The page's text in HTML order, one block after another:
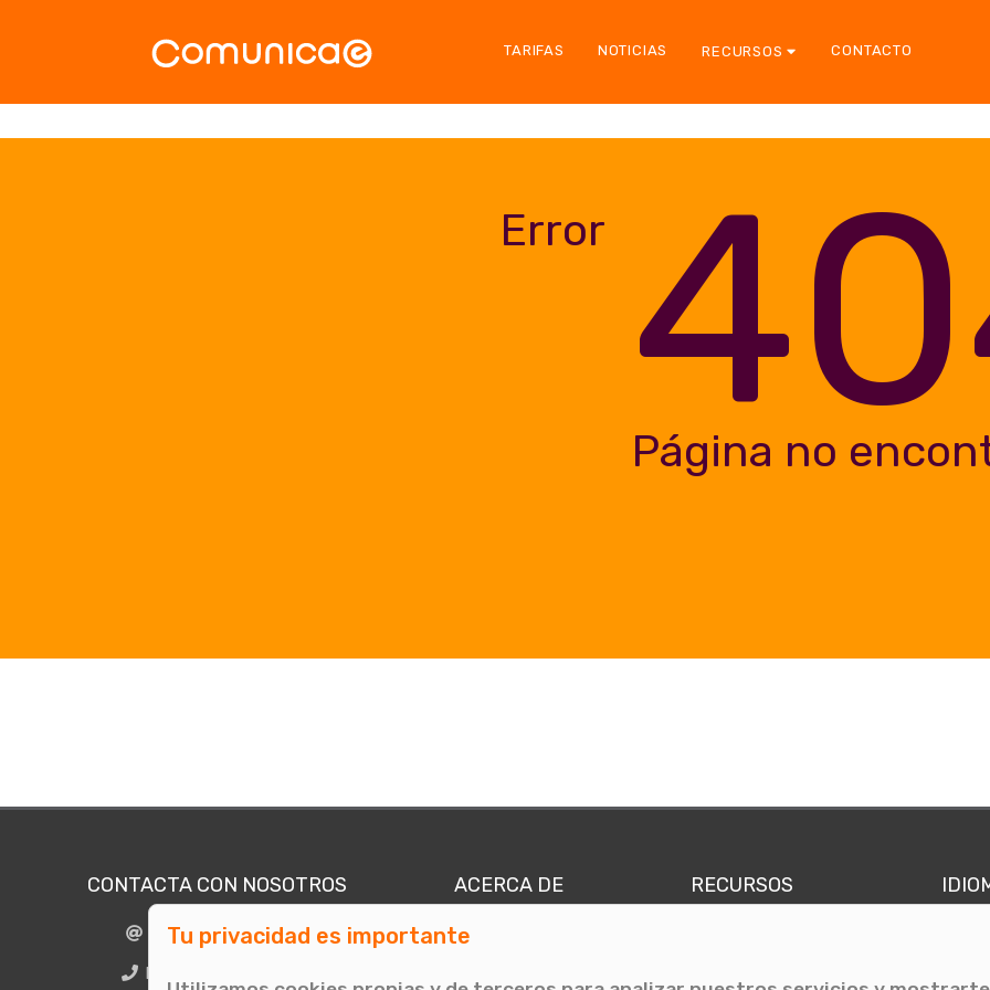
TARIFAS NOTICIAS RECURSOS CONTACTO
Error
Página no
CONTACTA CON NOSOTROS
info@comunicae.com
BCN + 34 931 702 774
ACERCA DE
Quiénes somos
RECURSOS
Tu privacidad es importante